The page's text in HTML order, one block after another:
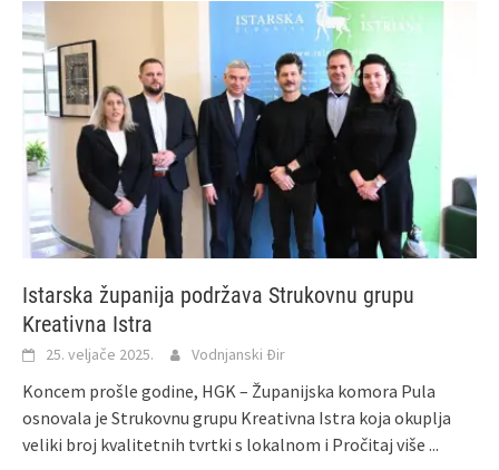
Istarska županija podržava Strukovnu grupu
Kreativna Istra
25. veljače 2025. Vodnjanski Đir
Koncem prošle godine, HGK – Županijska komora Pula
osnovala je Strukovnu grupu Kreativna Istra koja okuplja
veliki broj kvalitetnih tvrtki s lokalnom i Pročitaj više ...